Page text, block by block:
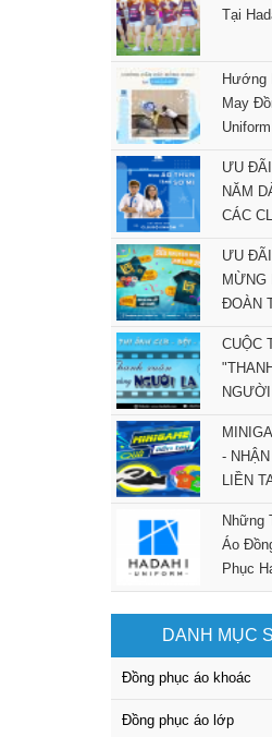
Tại
Hướng
May
Uniform
ƯU
NĂM
CÁC
ƯU
MỪNG
ĐOÀN
CUỘC
-
LIỀN
Những
Áo
Phục
DANH MỤC
Đồng phục áo khoác
Đồng phục áo lớp